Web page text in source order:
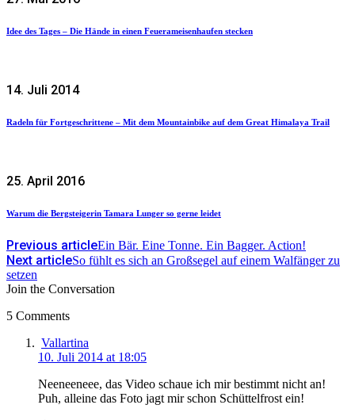
Idee des Tages – Die Hände in einen Feuerameisenhaufen stecken
14. Juli 2014
Radeln für Fortgeschrittene – Mit dem Mountainbike auf dem Great Himalaya Trail
25. April 2016
Warum die Bergsteigerin Tamara Lunger so gerne leidet
Previous articleEin Bär. Eine Tonne. Ein Bagger. Action!
Next articleSo fühlt es sich an Großsegel auf einem Walfänger zu
setzen
Join the Conversation
5 Comments
says:
Vallartina
10. Juli 2014 at 18:05
Neeneeneee, das Video schaue ich mir bestimmt nicht an!
Puh, alleine das Foto jagt mir schon Schüttelfrost ein!